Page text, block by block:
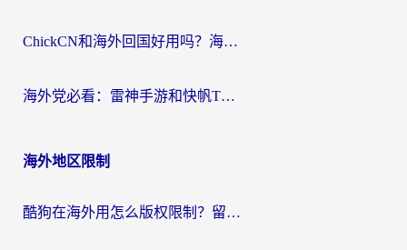
ChickCN和海外回国好用吗？海外党2026亲测：从手游到影音，选对加速器的3个关键
海外党必看：雷神手游和快帆TV版好用吗？3步选对回国加速器不踩坑
海外地区限制
酷狗在海外用怎么版权限制？留学生亲测：3步解决听国内音乐难题